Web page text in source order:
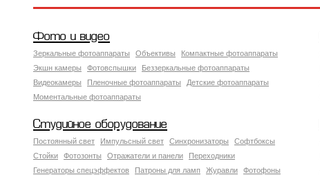
Фото и видео
Зеркальные фотоаппараты Объективы
Компактные фотоаппараты
Экшн камеры
Фотовспышки
Беззеркальные фотоаппараты
Видеокамеры
Пленочные фотоаппараты
Детские фотоаппараты
Моментальные фотоаппараты
Студийное оборудование
Постоянный свет Импульсный свет Синхронизаторы
Софтбоксы
Стойки
Фотозонты Отражатели и панели
Переходники
Генераторы спецэффектов
Патроны для ламп Журавли
Фотофоны